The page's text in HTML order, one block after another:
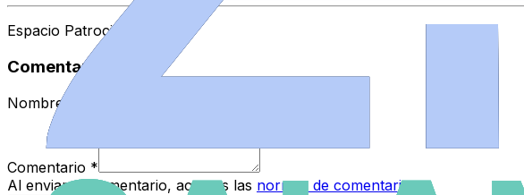
Espacio Patrocinado
Comentarios
Nombre
Comentario *
Al enviar tu comentario, aceptas las normas de comentarios.